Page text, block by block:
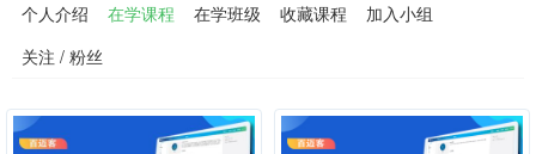
个人介绍 在学课程 在学班级 收藏课程
加入小组
关注 / 粉丝